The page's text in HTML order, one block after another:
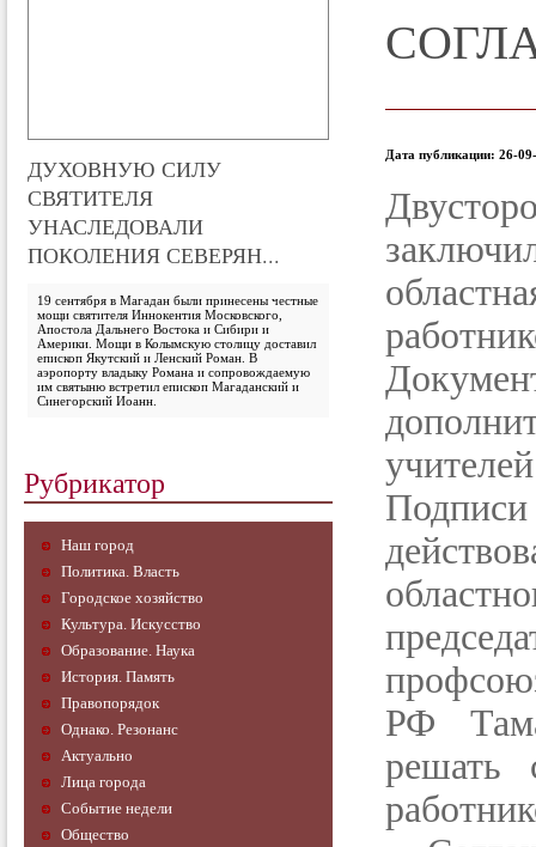
ДУХОВНУЮ СИЛУ
СВЯТИТЕЛЯ
УНАСЛЕДОВАЛИ
ПОКОЛЕНИЯ СЕВЕРЯН...
19 сентября в Магадан были принесены честные
мощи святителя Иннокентия Московского,
Апостола Дальнего Востока и Сибири и
Америки. Мощи в Колымскую столицу доставил
епископ Якутский и Ленский Роман. В
аэропорту владыку Романа и сопровождаемую
им святыню встретил епископ Магаданский и
Синегорский Иоанн.
Рубрикатор
Наш город
Политика. Власть
Городское хозяйство
Культура. Искусство
Образование. Наука
История. Память
Правопорядок
Однако. Резонанс
Актуально
Лица города
Событие недели
Общество
Дата публикации: 26-
РФ
решать